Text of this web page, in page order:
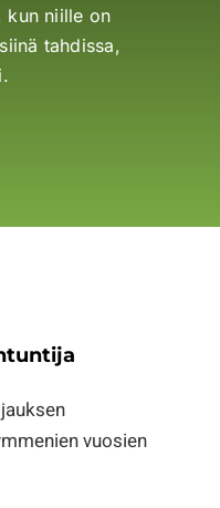
kun niille on
tahdissa,
vuosien